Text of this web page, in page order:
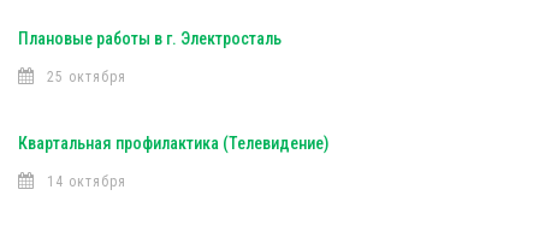
Плановые работы в г. Электросталь
25 октября
Квартальная профилактика (Телевидение)
14 октября